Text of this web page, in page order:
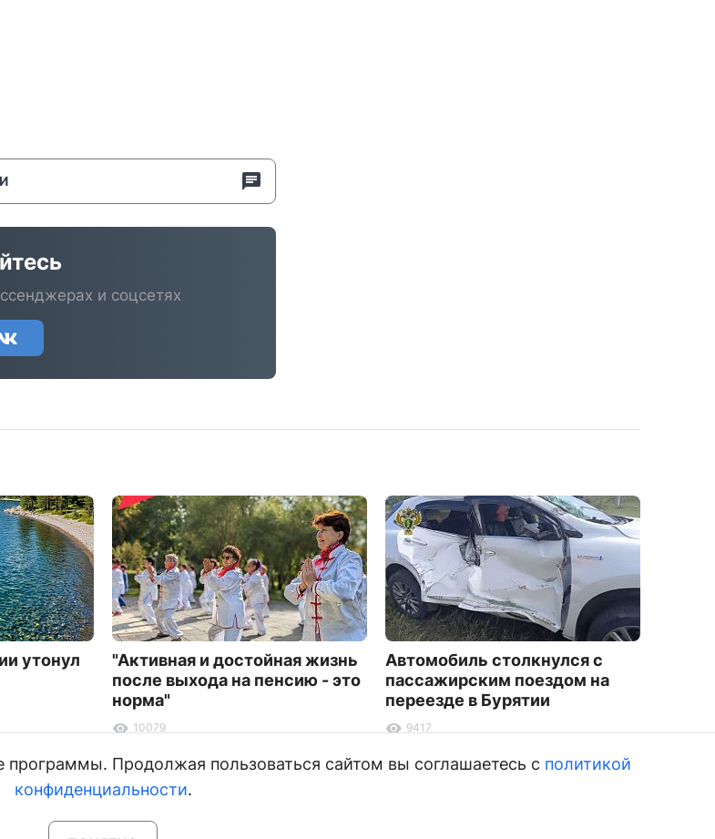
и соцсетях
утонул
"Активная и достойная жизнь
после выхода на пенсию - это
норма"
10079
Автомобиль столкнулся с
пассажирским поездом на
переезде в Бурятии
9417
Продолжая пользоваться сайтом вы соглашаетесь с политикой
конфиденциальности.